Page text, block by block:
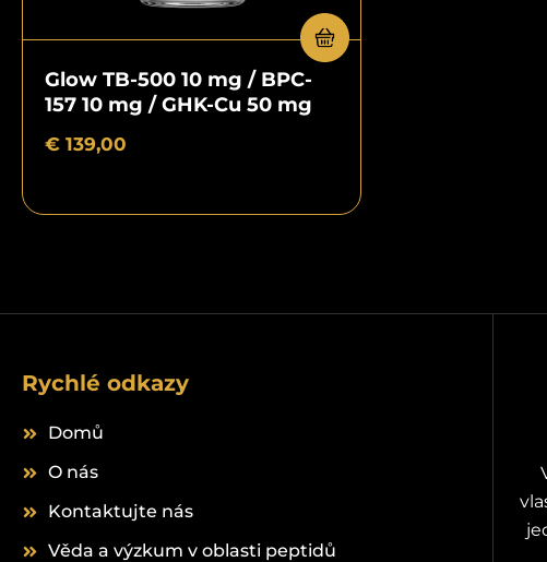
Glow TB-500 10 mg / BPC-
157 10 mg / GHK-Cu 50 mg
€ 139,00
Rychlé odkazy
Domů
O nás
Kontaktujte nás
Věda a výzkum v oblasti peptidů